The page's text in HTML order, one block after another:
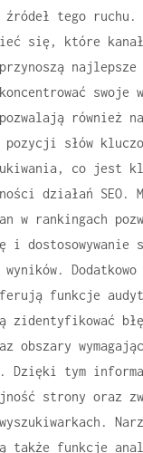
tego ruchu.
się, które
przynoszą
swoje
również na
pozycji słów
co jest
działań SEO.
w rankingach
i
funkcje
zidentyfikować
obszary
tym
strony oraz
także funkcje